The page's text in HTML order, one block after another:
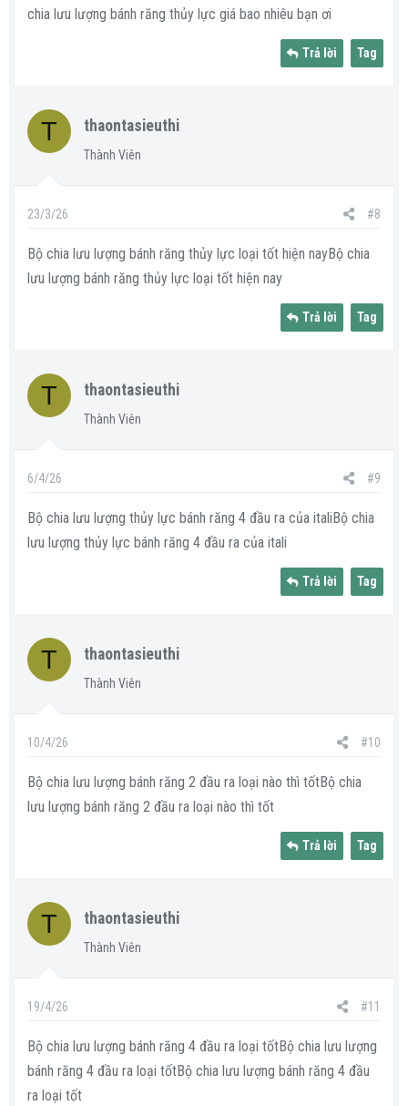
chia lưu lượng bánh răng thủy lực giá bao nhiêu bạn ơi
Trả lời Tag
T thaontasieuthi
Thành Viên
23/3/26 #8
Bộ chia lưu lượng bánh răng thủy lực loại tốt hiện nayBộ chia
lưu lượng bánh răng thủy lực loại tốt hiện nay
Trả lời Tag
T thaontasieuthi
Thành Viên
6/4/26 #9
Bộ chia lưu lượng thủy lực bánh răng 4 đầu ra của italiBộ chia
lưu lượng thủy lực bánh răng 4 đầu ra của itali
Trả lời Tag
T thaontasieuthi
Thành Viên
10/4/26 #10
Bộ chia lưu lượng bánh răng 2 đầu ra loại nào thì tốtBộ chia
lưu lượng bánh răng 2 đầu ra loại nào thì tốt
Trả lời Tag
T thaontasieuthi
Thành Viên
19/4/26 #11
Bộ chia lưu lượng bánh răng 4 đầu ra loại tốtBộ chia lưu lượng
bánh răng 4 đầu ra loại tốtBộ chia lưu lượng bánh răng 4 đầu
ra loại tốt